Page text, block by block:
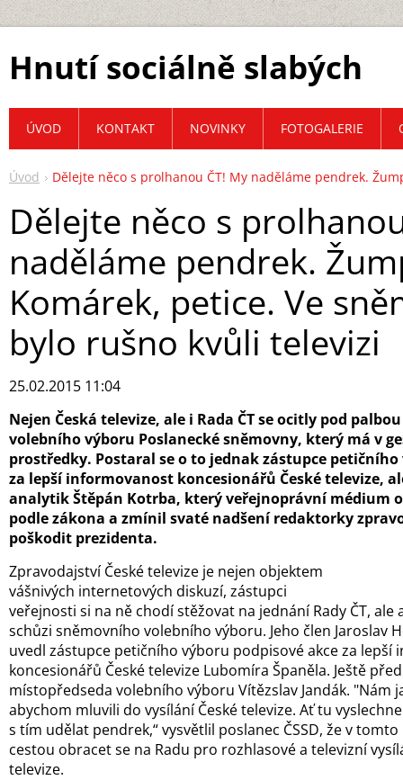
Hnutí sociálně slabých
Úvod Dělejte něco s prolhanou ČT! My naděláme pendrek.
Dělejte něco s
naděláme pendrek.
Komárek, petice. Ve
bylo rušno kvůli televizi
25.02.2015 11:04
Nejen Česká televize, ale i Rada ČT se ocitly pod
volebního výboru Poslanecké sněmovny, který má v
prostředky. Postaral se o to jednak zástupce
za lepší informovanost koncesionářů České televize,
analytik Štěpán Kotrba, který veřejnoprávní médium
podle zákona a zmínil svaté nadšení redaktorky
poškodit prezidenta.
Zpravodajství České televize je nejen objektem
vášnivých internetových diskuzí, zástupci
veřejnosti si na ně chodí stěžovat na jednání Rady ČT, ale
schůzi sněmovního volebního výboru. Jeho člen Jaroslav
uvedl zástupce petičního výboru podpisové akce za lepší
koncesionářů České televize Lubomíra Španěla. Ještě
místopředseda volebního výboru Vítězslav Jandák. "Nám
abychom mluvili do vysílání České televize. Ať tu
s tím udělat pendrek,“ vysvětlil poslanec ČSSD, že v
cestou obracet se na Radu pro rozhlasové a televizní
televize.
ÚVOD KONTAKT NOVINKY FOTOGALERIE